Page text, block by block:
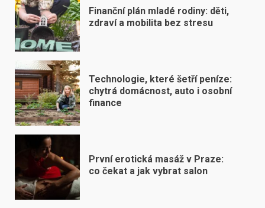
Finanční plán mladé rodiny: děti,
zdraví a mobilita bez stresu
Technologie, které šetří peníze:
chytrá domácnost, auto i osobní
finance
První erotická masáž v Praze:
co čekat a jak vybrat salon